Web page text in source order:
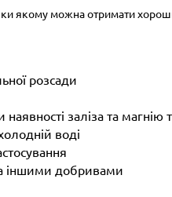
якому можна отримати
розсади
наявності заліза та
воді
іншими добривами